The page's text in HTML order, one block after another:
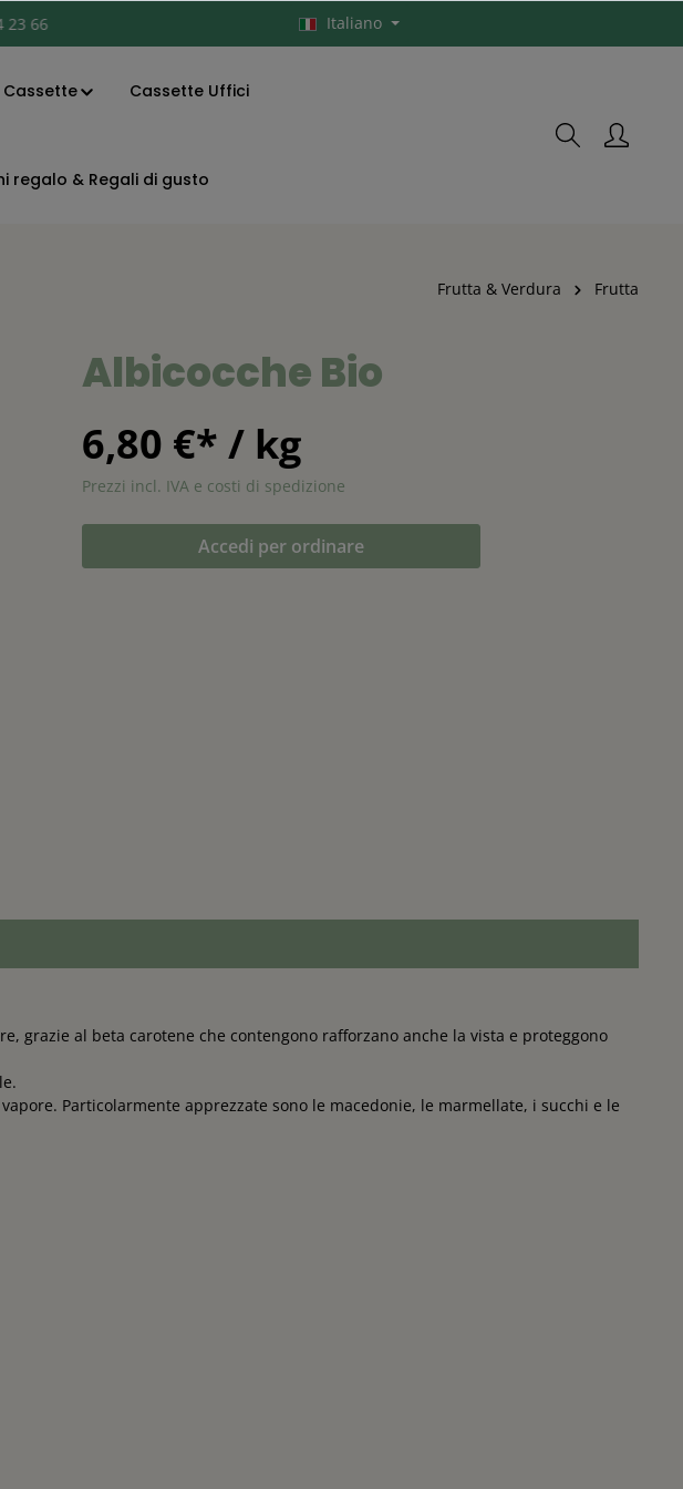
23 66 Italiano
Cassette Cassette Uffici
regalo & Regali di gusto
Frutta & Verdura Frutta
Albicocche Bio
6,80 €* / kg
Prezzi incl. IVA e costi di spedizione
Accedi per ordinare
grazie al beta carotene che contengono rafforzano anche la vista e proteggono
Particolarmente apprezzate sono le macedonie, le marmellate, i succhi e le